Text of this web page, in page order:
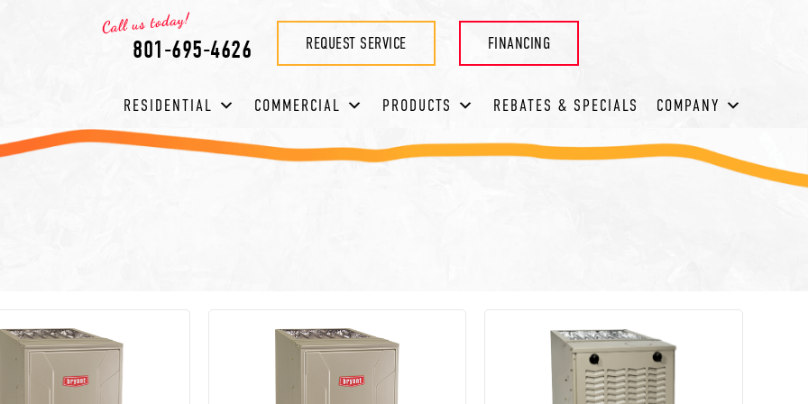
801-695-4626 REQUEST SERVICE FINANCING
RESIDENTIAL COMMERCIAL PRODUCTS REBATES & SPECIALS COMPANY